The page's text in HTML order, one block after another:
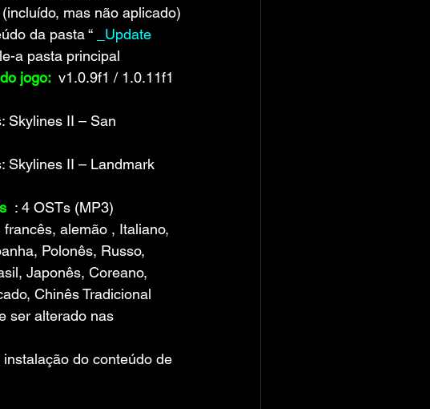
mas não aplicado)
da pasta “ _Update
a pasta principal
jogo: v1.0.9f1 / 1.0.11f1
Skylines II – San
Skylines II – Landmark
: 4 OSTs (MP3)
francês, alemão , Italiano,
Polonês, Russo,
Japonês, Coreano,
Chinês Tradicional
ser alterado nas
do conteúdo de